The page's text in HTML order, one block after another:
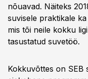
nõuavad. Näiteks
suvisele praktikale
mis tõi neile kokku
tasustatud suvetöö.
Kokkuvõttes on SEB